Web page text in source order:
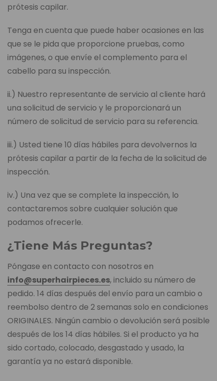
prótesis capilar.
Tenga en cuenta que puede haber ocasiones en las
que se le pida que proporcione pruebas, como
imágenes, o que envíe el complemento para el
cabello para su inspección.
ii.) Nuestro representante de servicio al cliente hará
una solicitud de servicio y le proporcionará un
número de solicitud de servicio para su referencia.
iii.) Usted tiene 10 días hábiles para devolvernos la
prótesis capilar a partir de la fecha de la solicitud de
inspección.
iv.) Una vez que se complete la inspección, lo
contactaremos sobre cualquier solución que
podamos ofrecerle.
¿Tiene Más Preguntas?
Póngase en contacto con nosotros en
info@superhairpieces.es, incluido su número de
pedido. 14 días después del envío para un cambio o
reembolso dentro de 2 semanas solo en condiciones
ORIGINALES. Ningún cambio o devolución será posible
después de los 14 días hábiles. Si el producto ya ha
sido cortado, colocado, desgastado y usado, la
garantía ya no estará disponible.